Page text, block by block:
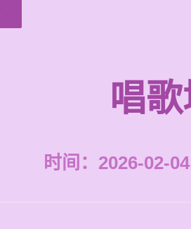
唱
时间：2026-02-